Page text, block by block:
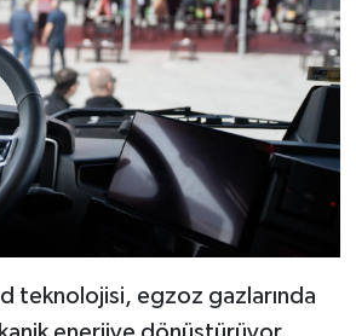
teknolojisi, egzoz gazlarında